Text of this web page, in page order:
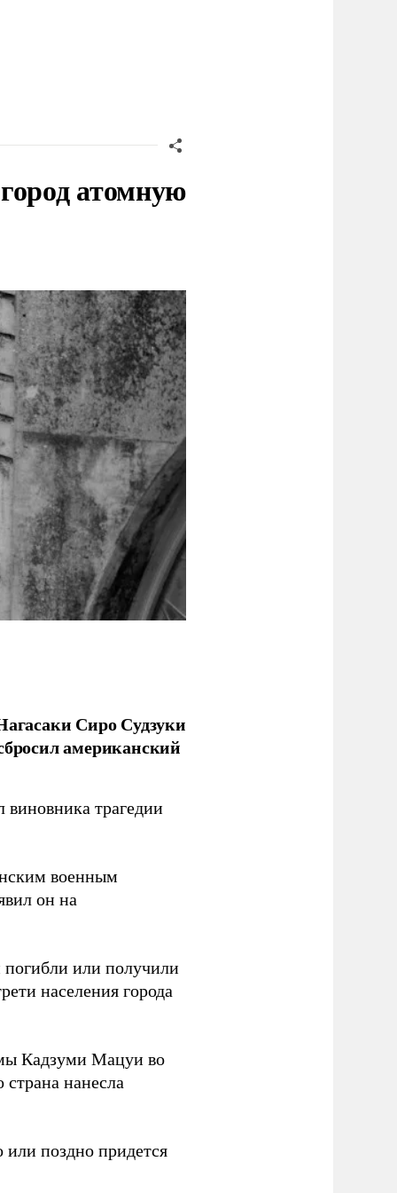
атомную
Сиро Судзуки
американский
виновника трагедии
военным
он на
погибли или получили
населения города
Кадзуми Мацуи во
нанесла
поздно придется